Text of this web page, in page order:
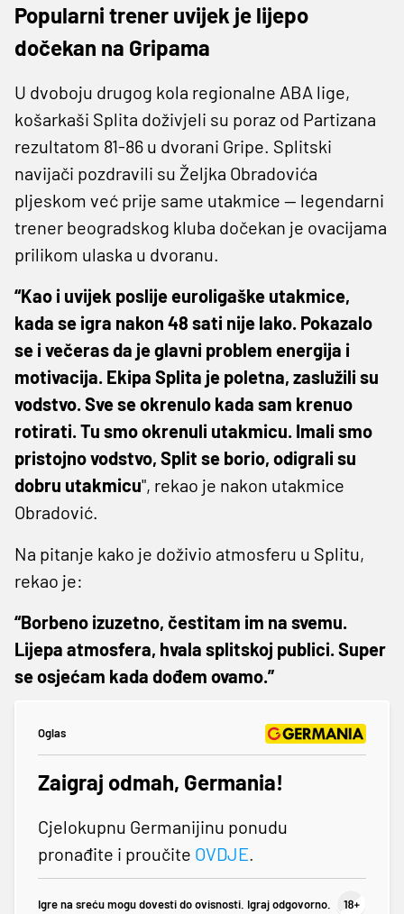
Popularni trener uvijek je lijepo
dočekan na Gripama
U dvoboju drugog kola regionalne ABA lige,
košarkaši Splita doživjeli su poraz od Partizana
rezultatom 81-86 u dvorani Gripe. Splitski
navijači pozdravili su Željka Obradovića
pljeskom već prije same utakmice — legendarni
trener beogradskog kluba dočekan je ovacijama
prilikom ulaska u dvoranu.
“Kao i uvijek poslije euroligaške utakmice,
kada se igra nakon 48 sati nije lako. Pokazalo
se i večeras da je glavni problem energija i
motivacija. Ekipa Splita je poletna, zaslužili su
vodstvo. Sve se okrenulo kada sam krenuo
rotirati. Tu smo okrenuli utakmicu. Imali smo
pristojno vodstvo, Split se borio, odigrali su
dobru utakmicu", rekao je nakon utakmice
Obradović.
Na pitanje kako je doživio atmosferu u Splitu,
rekao je:
“Borbeno izuzetno, čestitam im na svemu.
Lijepa atmosfera, hvala splitskoj publici. Super
se osjećam kada dođem ovamo.”
Oglas
Zaigraj odmah, Germania!
Cjelokupnu Germanijinu ponudu
pronađite i proučite OVDJE.
Igre na sreću mogu dovesti do ovisnosti. Igraj odgovorno.